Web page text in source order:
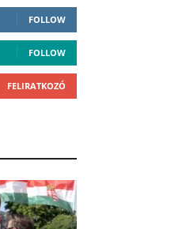
FOLLOW
FOLLOW
FELIRATKOZÓ